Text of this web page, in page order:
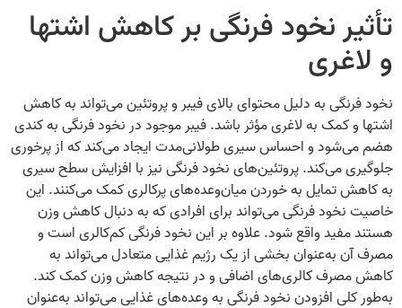
تأثیر نخود فرنگی بر کاهش اشتها
و لاغری
نخود فرنگی به دلیل محتوای بالای فیبر و پروتئین می‌تواند به کاهش
اشتها و کمک به لاغری مؤثر باشد. فیبر موجود در نخود فرنگی به کندی
هضم می‌شود و احساس سیری طولانی‌مدت ایجاد می‌کند که از پرخوری
جلوگیری می‌کند. پروتئین‌های نخود فرنگی نیز با افزایش سطح سیری
به کاهش تمایل به خوردن میان‌وعده‌های پرکالری کمک می‌کنند. این
خاصیت نخود فرنگی می‌تواند برای افرادی که به دنبال کاهش وزن
هستند مفید واقع شود. علاوه بر این نخود فرنگی کم‌کالری است و
مصرف آن به‌عنوان بخشی از یک رژیم غذایی متعادل می‌تواند به
کاهش مصرف کالری‌های اضافی و در نتیجه کاهش وزن کمک کند.
به‌طور کلی افزودن نخود فرنگی به وعده‌های غذایی می‌تواند به‌عنوان